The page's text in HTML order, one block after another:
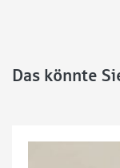
Das könnte